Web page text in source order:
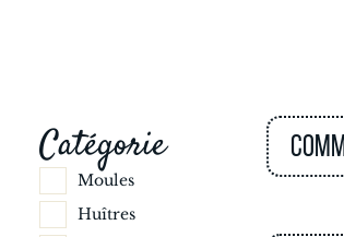
Catégorie
Moules
Huîtres